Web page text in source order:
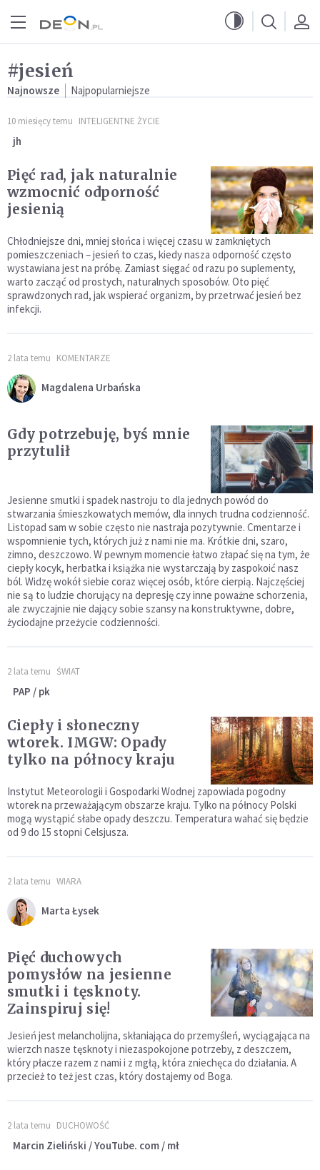
#jesień
Najnowsze Najpopularniejsze
10 miesięcy temu INTELIGENTNE ŻYCIE
jh
Pięć rad, jak naturalnie
wzmocnić odporność
jesienią
Chłodniejsze dni, mniej słońca i więcej czasu w zamkniętych
pomieszczeniach – jesień to czas, kiedy nasza odporność często
wystawiana jest na próbę. Zamiast sięgać od razu po suplementy,
warto zacząć od prostych, naturalnych sposobów. Oto pięć
sprawdzonych rad, jak wspierać organizm, by przetrwać jesień bez
infekcji.
2 lata temu KOMENTARZE
Magdalena Urbańska
Gdy potrzebuję, byś mnie
przytulił
Jesienne smutki i spadek nastroju to dla jednych powód do
stwarzania śmieszkowatych memów, dla innych trudna codzienność.
Listopad sam w sobie często nie nastraja pozytywnie. Cmentarze i
wspomnienie tych, których już z nami nie ma. Krótkie dni, szaro,
zimno, deszczowo. W pewnym momencie łatwo złapać się na tym, że
ciepły kocyk, herbatka i książka nie wystarczają by zaspokoić nasz
ból. Widzę wokół siebie coraz więcej osób, które cierpią. Najczęściej
nie są to ludzie chorujący na depresję czy inne poważne schorzenia,
ale zwyczajnie nie dający sobie szansy na konstruktywne, dobre,
życiodajne przeżycie codzienności.
2 lata temu ŚWIAT
PAP / pk
Ciepły i słoneczny
wtorek. IMGW: Opady
tylko na północy kraju
Instytut Meteorologii i Gospodarki Wodnej zapowiada pogodny
wtorek na przeważającym obszarze kraju. Tylko na północy Polski
mogą wystąpić słabe opady deszczu. Temperatura wahać się będzie
od 9 do 15 stopni Celsjusza.
2 lata temu WIARA
Marta Łysek
Pięć duchowych
pomysłów na jesienne
smutki i tęsknoty.
Zainspiruj się!
Jesień jest melancholijna, skłaniająca do przemyśleń, wyciągająca na
wierzch nasze tęsknoty i niezaspokojone potrzeby, z deszczem,
który płacze razem z nami i z mgłą, która zniechęca do działania. A
przecież to też jest czas, który dostajemy od Boga.
2 lata temu DUCHOWOŚĆ
Marcin Zieliński / YouTube. com / mł